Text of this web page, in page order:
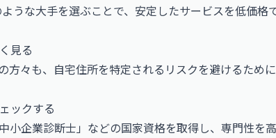
ような大手を選ぶことで、安定したサービスを低価格
見る
方々も、自宅住所を特定されるリスクを避けるため
ックする
小企業診断士」などの国家資格を取得し、専門性を